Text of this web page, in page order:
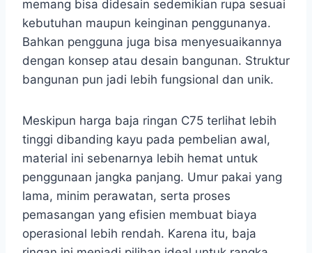
memang bisa didesain sedemikian rupa sesuai
kebutuhan maupun keinginan penggunanya.
Bahkan pengguna juga bisa menyesuaikannya
dengan konsep atau desain bangunan. Struktur
bangunan pun jadi lebih fungsional dan unik.
Meskipun harga baja ringan C75 terlihat lebih
tinggi dibanding kayu pada pembelian awal,
material ini sebenarnya lebih hemat untuk
penggunaan jangka panjang. Umur pakai yang
lama, minim perawatan, serta proses
pemasangan yang efisien membuat biaya
operasional lebih rendah. Karena itu, baja